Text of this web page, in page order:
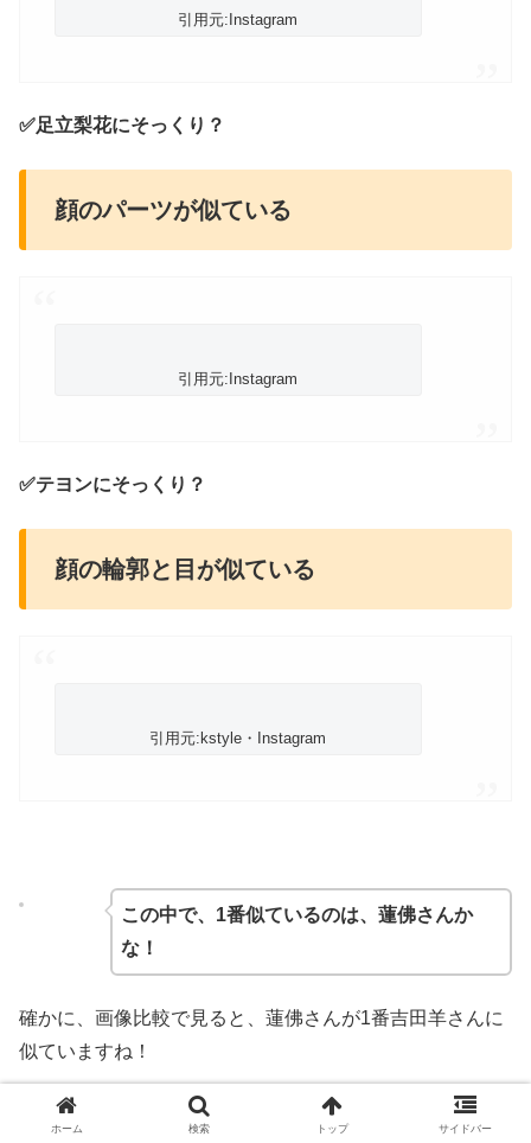
引用元:Instagram
✅足立梨花にそっくり？
顔のパーツが似ている
引用元:Instagram
✅テヨンにそっくり？
顔の輪郭と目が似ている
引用元:kstyle・Instagram
この中で、1番似ているのは、蓮佛さんか
な！
確かに、画像比較で見ると、蓮佛さんが1番吉田羊さんに
似ていますね！
しかし、”吉田羊 似ている”と調べてみると面白い投稿が
ホーム 検索 トップ サイドバー